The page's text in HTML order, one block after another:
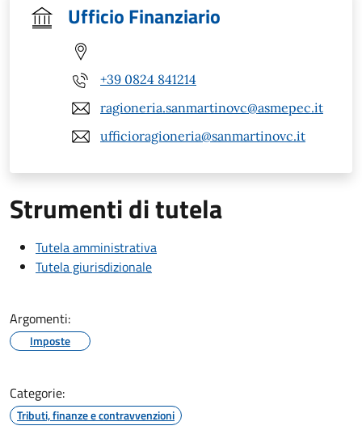
Ufficio Finanziario
+39 0824 841214
ragioneria.sanmartinovc@asmepec.it
ufficioragioneria@sanmartinovc.it
Strumenti di tutela
Tutela amministrativa
Tutela giurisdizionale
Argomenti:
Imposte
Categorie:
Tributi, finanze e contravvenzioni